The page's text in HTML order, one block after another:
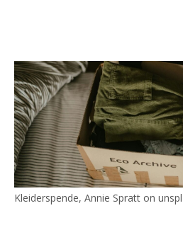
Kleiderspende, Annie Spratt on